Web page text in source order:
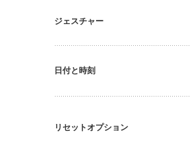
ジェスチャー
日付と時刻
リセットオプション